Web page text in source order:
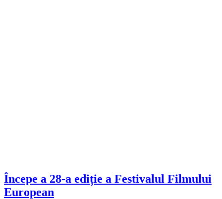
Începe a 28-a ediție a Festivalul Filmului
European